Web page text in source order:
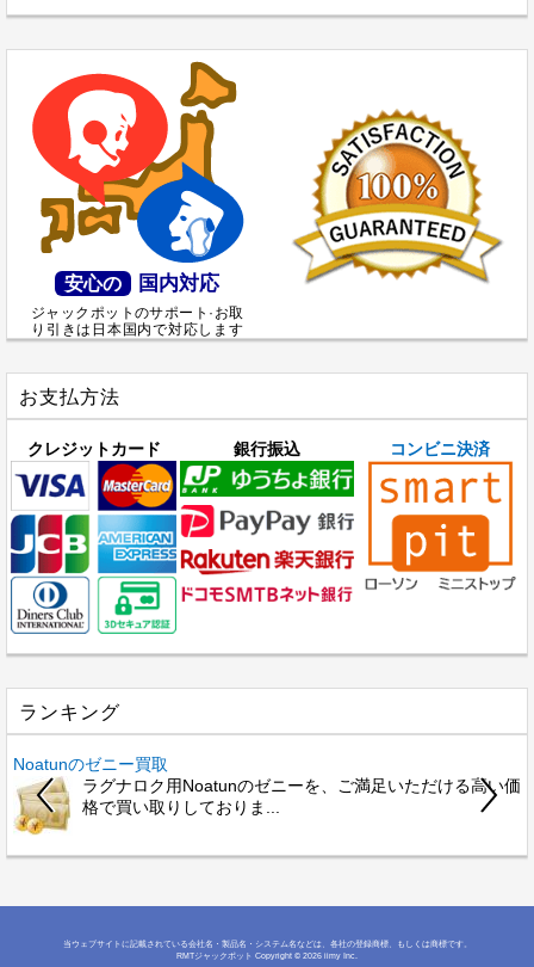
安心の 国内対応
ジャックポットのサポート·お取
り引きは日本国内で対応します
お支払方法
クレジットカード 銀行振込 コンビニ決済
ランキング
Noatunのゼニー買取
ラグナロク用Noatunのゼニーを、ご満足いただける高い価
格で買い取りしておりま...
当ウェブサイトに記載されている会社名・製品名・システム名などは、各社の登録商標、もしくは商標です。
RMTジャックポット Copyright © 2026 iimy Inc.